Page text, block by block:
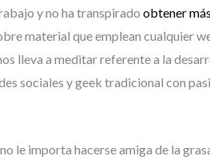
y no ha transpirado obtener más
material que emplean cualquier
lleva a meditar referente a la
sociales y geek tradicional con
le importa hacerse amiga de la